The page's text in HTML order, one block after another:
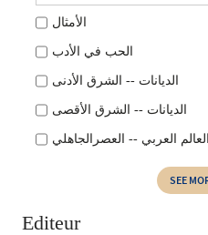
الأمثال
الحب في الأدب
الديانات -- الشرق الأدنى
الديانات -- الشرق الأقصى
العربي -- العصرالجاهلي
SEE
Editeur